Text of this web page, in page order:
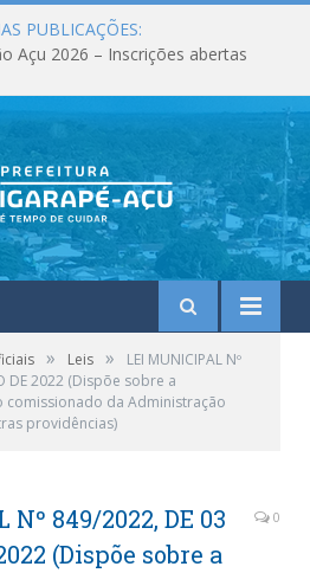
PUBLICAÇÕES:
Açu 2026 – Inscrições abertas
» Leis »
LEI MUNICIPAL Nº
DE 2022 (Dispõe sobre a
da Administração
providências)
Nº 849/2022, DE 03
(Dispõe sobre a
0